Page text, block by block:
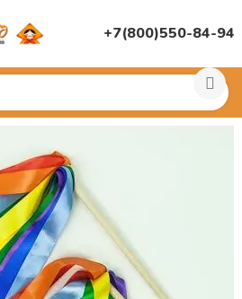
+7(800)550-84-94
Султанчик